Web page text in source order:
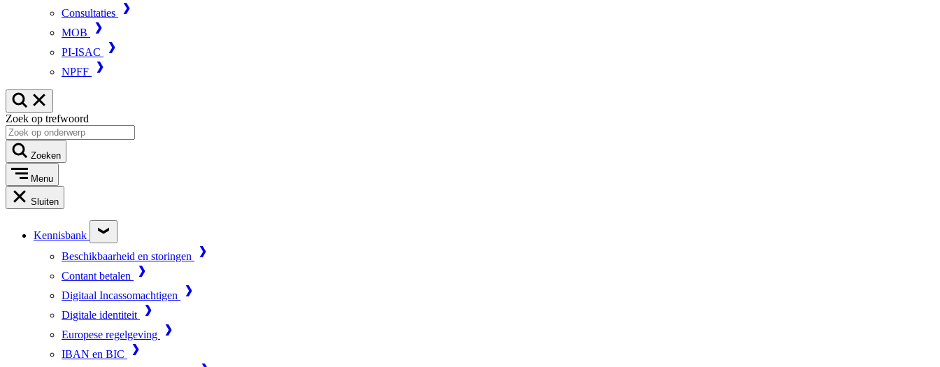
Consultaties
MOB
PI-ISAC
NPFF
Zoek op trefwoord
Zoeken
Menu
Sluiten
Kennisbank
Beschikbaarheid en storingen
Contant betalen
Digitaal Incassomachtigen
Digitale identiteit
Europese regelgeving
IBAN en BIC